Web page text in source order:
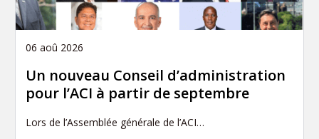
06 aoû 2026
Un nouveau Conseil d’administration
pour l’ACI à partir de septembre
Lors de l’Assemblée générale de l’ACI…